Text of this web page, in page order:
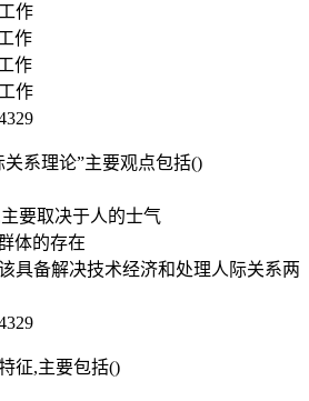
作
作
作
作
关系理论”主要观点包括()
要取决于人的士气
体的存在
具备解决技术经济和处理人际关系两
征,主要包括()